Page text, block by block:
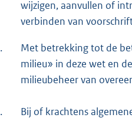
wijzigen, aanvullen of
verbinden van
Met betrekking tot de
milieu» in deze wet en
milieubeheer van
Bij of krachtens